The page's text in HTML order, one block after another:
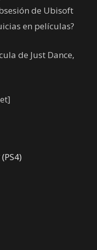
de Ubisoft
en películas?
de Just Dance,
(PS4)